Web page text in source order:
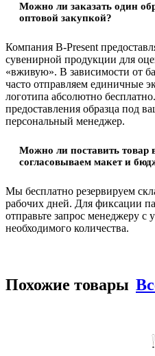
Можно ли заказать один
оптовой закупкой?
Компания B-Present
сувенирной продукции для
«вживую». В зависимости от
часто отправляем единичные
логотипа абсолютно
предоставления образца под
персональный менеджер.
Можно ли поставить товар
согласовываем макет и
Мы бесплатно резервируем
рабочих дней. Для фиксации
отправьте запрос менеджеру с
необходимого количества.
Похожие товары